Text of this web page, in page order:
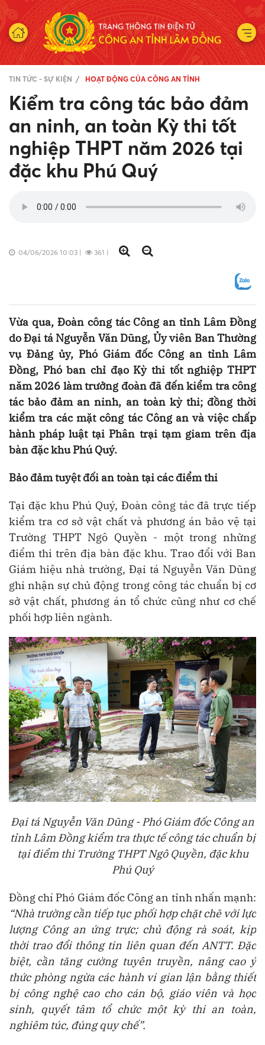
TIN TỨC - SỰ KIỆN HOẠT ĐỘNG CỦA CÔNG AN TỈNH
Kiểm tra công tác bảo đảm
an ninh, an toàn Kỳ thi tốt
nghiệp THPT năm 2026 tại
đặc khu Phú Quý
04/06/2026 10:03 | 361 |
Vừa qua, Đoàn công tác Công an tỉnh Lâm Đồng
do Đại tá Nguyễn Văn Dũng, Ủy viên Ban Thường
vụ Đảng ủy, Phó Giám đốc Công an tỉnh Lâm
Đồng, Phó ban chỉ đạo Kỳ thi tốt nghiệp THPT
năm 2026 làm trưởng đoàn đã đến kiểm tra công
tác bảo đảm an ninh, an toàn kỳ thi; đồng thời
kiểm tra các mặt công tác Công an và việc chấp
hành pháp luật tại Phân trại tạm giam trên địa
bàn đặc khu Phú Quý.
Bảo đảm tuyệt đối an toàn tại các điểm thi
Tại đặc khu Phú Quý, Đoàn công tác đã trực tiếp
kiểm tra cơ sở vật chất và phương án bảo vệ tại
Trường THPT Ngô Quyền - một trong những
điểm thi trên địa bàn đặc khu. Trao đổi với Ban
Giám hiệu nhà trường, Đại tá Nguyễn Văn Dũng
ghi nhận sự chủ động trong công tác chuẩn bị cơ
sở vật chất, phương án tổ chức cũng như cơ chế
phối hợp liên ngành.
Đại tá Nguyễn Văn Dũng - Phó Giám đốc Công an
tỉnh Lâm Đồng kiểm tra thực tế công tác chuẩn bị
tại điểm thi Trường THPT Ngô Quyền, đặc khu
Phú Quý
Đồng chí Phó Giám đốc Công an tỉnh nhấn mạnh:
“Nhà trường cần tiếp tục phối hợp chặt chẽ với lực
lượng Công an ứng trực; chủ động rà soát, kịp
thời trao đổi thông tin liên quan đến ANTT. Đặc
biệt, cần tăng cường tuyên truyền, nâng cao ý
thức phòng ngừa các hành vi gian lận bằng thiết
bị công nghệ cao cho cán bộ, giáo viên và học
sinh, quyết tâm tổ chức một kỳ thi an toàn,
nghiêm túc, đúng quy chế”.